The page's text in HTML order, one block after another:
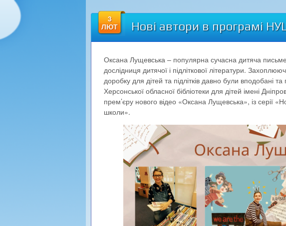
3
ЛЮТ
Нові автори в програмі
Оксана Лущевська – популярна сучасна дитяча
дослідниця дитячої і підліткової літератури.
доробку для дітей та підлітків давно були вподобані
Херсонської обласної бібліотеки для дітей імені
прем’єру нового відео «Оксана Лущевська», із серії
школи».